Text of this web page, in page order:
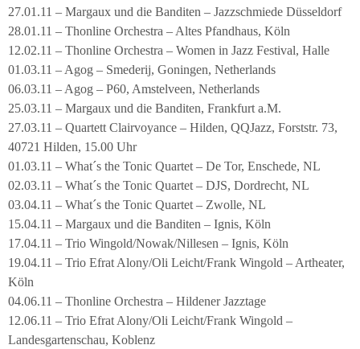
27.01.11 – Margaux und die Banditen – Jazzschmiede Düsseldorf
28.01.11 – Thonline Orchestra – Altes Pfandhaus, Köln
12.02.11 – Thonline Orchestra – Women in Jazz Festival, Halle
01.03.11 – Agog – Smederij, Goningen, Netherlands
06.03.11 – Agog – P60, Amstelveen, Netherlands
25.03.11 – Margaux und die Banditen, Frankfurt a.M.
27.03.11 – Quartett Clairvoyance – Hilden, QQJazz, Forststr. 73,
40721 Hilden, 15.00 Uhr
01.03.11 – What´s the Tonic Quartet – De Tor, Enschede, NL
02.03.11 – What´s the Tonic Quartet – DJS, Dordrecht, NL
03.04.11 – What´s the Tonic Quartet – Zwolle, NL
15.04.11 – Margaux und die Banditen – Ignis, Köln
17.04.11 – Trio Wingold/Nowak/Nillesen – Ignis, Köln
19.04.11 – Trio Efrat Alony/Oli Leicht/Frank Wingold – Artheater,
Köln
04.06.11 – Thonline Orchestra – Hildener Jazztage
12.06.11 – Trio Efrat Alony/Oli Leicht/Frank Wingold –
Landesgartenschau, Koblenz